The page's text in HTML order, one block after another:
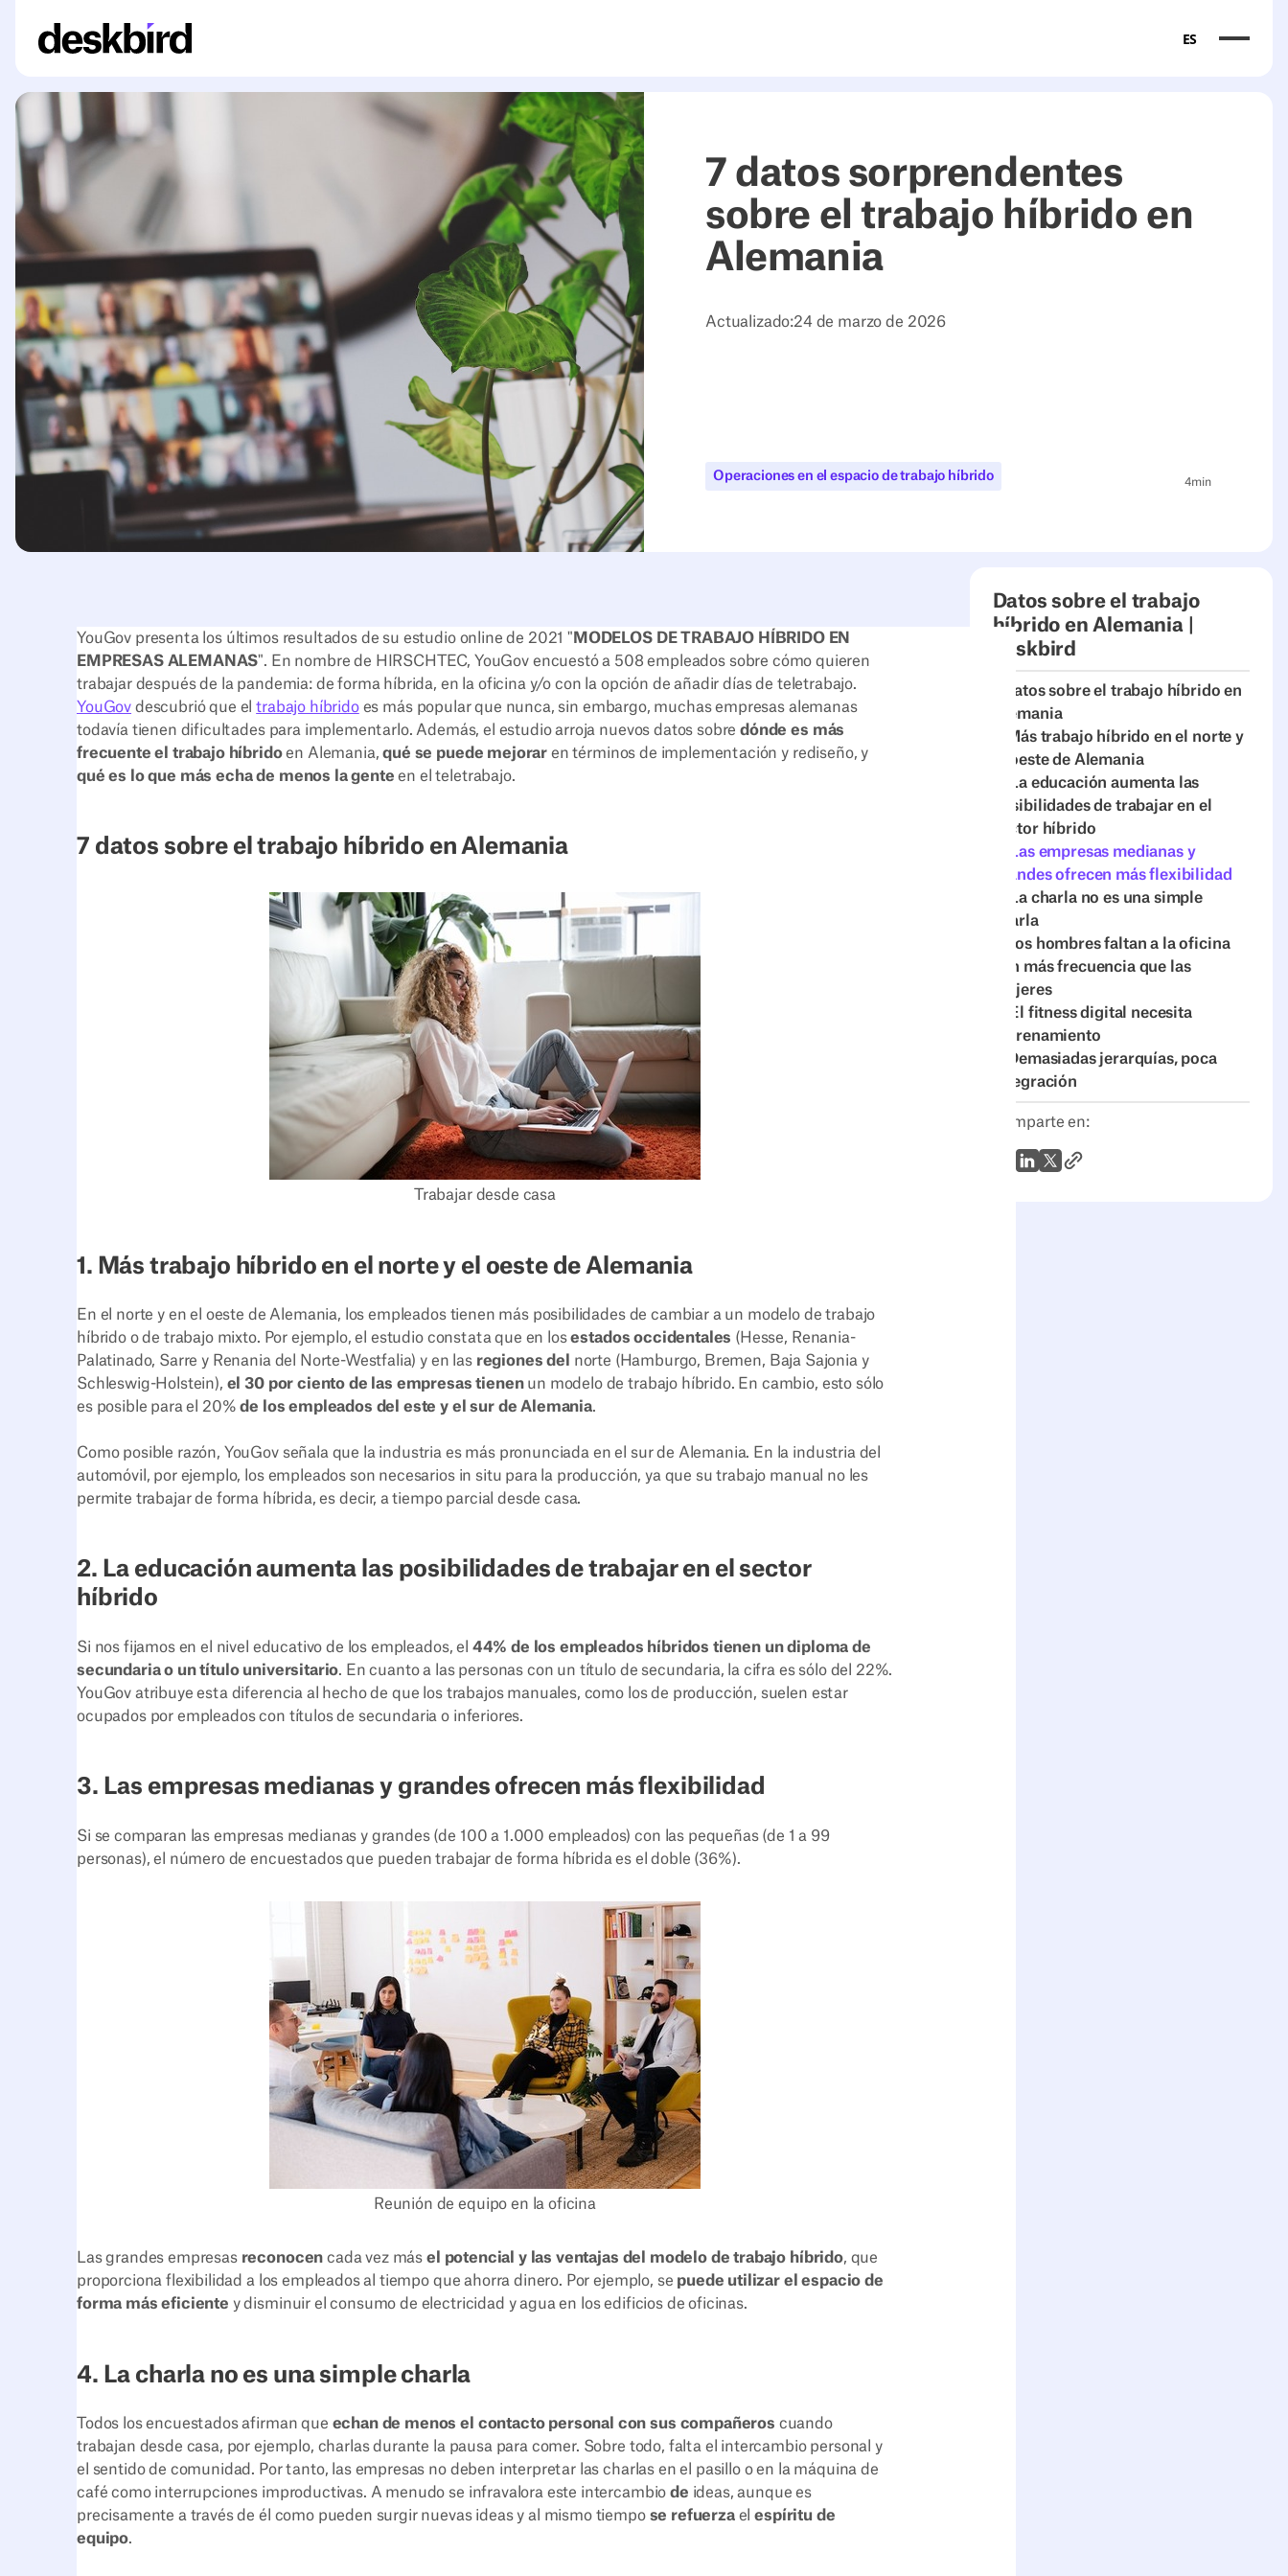
ES
7 datos sorprendentes
sobre el trabajo híbrido en
Alemania
Actualizado:24 de marzo de 2026
Operaciones en el espacio de trabajo híbrido 4min
Datos sobre el trabajo
híbrido en Alemania |
deskbird
7 datos sobre el trabajo híbrido en
Alemania
1. Más trabajo híbrido en el norte y
el oeste de Alemania
2. La educación aumenta las
posibilidades de trabajar en el
sector híbrido
3. Las empresas medianas y
grandes ofrecen más flexibilidad
4. La charla no es una simple
charla
5.Los hombres faltan a la oficina
con más frecuencia que las
mujeres
6. El fitness digital necesita
entrenamiento
7. Demasiadas jerarquías, poca
integración
Comparte en:
WhatsApp
LinkedIn
X (Twitter)
Enlace al artículo
YouGov presenta los últimos resultados de su estudio online de 2021 " MODELOS DE TRABAJO HÍBRIDO EN
EMPRESAS ALEMANAS". En nombre de HIRSCHTEC, YouGov encuestó a 508 empleados sobre cómo quieren
trabajar después de la pandemia: de forma híbrida, en la oficina y/o con la opción de añadir días de teletrabajo.
YouGov descubrió que eltrabajo híbridoes más popular que nunca, sin embargo, muchas empresas alemanas
todavía tienen dificultades para implementarlo. Además, el estudio arroja nuevos datos sobredónde es más
frecuente el trabajo híbridoen Alemania,qué se puede mejorar en términos de implementación y rediseño, y
qué es lo que más echa de menos la gente en el teletrabajo.
7 datos sobre el trabajo híbrido en Alemania
Trabajar desde casa
1. Más trabajo híbrido en el norte y el oeste de Alemania
En el norte y en el oeste de Alemania, los empleados tienen más posibilidades de cambiar a un modelo de trabajo
híbrido o de trabajo mixto. Por ejemplo, el estudio constata que en losestados occidentales (Hesse, Renania-
Palatinado, Sarre y Renania del Norte-Westfalia) y en las regiones del
norte (Hamburgo, Bremen, Baja Sajonia y
Schleswig-Holstein), el 30 por ciento de las empresas tienenun modelo de trabajo híbrido. En cambio, esto sólo
es posible para el 20%de los empleados del este y el sur de Alemania.
Como posible razón, YouGov señala que la industria es más pronunciada en el sur de Alemania. En la industria del
automóvil, por ejemplo, los empleados son necesarios in situ para la producción, ya que su trabajo manual no les
permite trabajar de forma híbrida, es decir, a tiempo parcial desde casa.
2. La educación aumenta las posibilidades de trabajar en el sector
híbrido
Si nos fijamos en el nivel educativo de los empleados, el 44% de los empleados híbridos tienen un diploma de
secundaria o un título universitario. En cuanto a las personas con un título de secundaria, la cifra es sólo del 22%.
YouGov atribuye esta diferencia al hecho de que los trabajos manuales, como los de producción, suelen estar
ocupados por empleados con títulos de secundaria o inferiores.
3. Las empresas medianas y grandes ofrecen más flexibilidad
Si se comparan las empresas medianas y grandes (de 100 a 1.000 empleados) con las pequeñas (de 1 a 99
personas), el número de encuestados que pueden trabajar de forma híbrida es el doble (36%).
Reunión de equipo en la oficina
Las grandes empresasreconocen cada vez más el potencial y las ventajas del modelo de trabajo híbrido, que
proporciona flexibilidad a los empleados al tiempo que ahorra dinero. Por ejemplo, se puede utilizar el espacio de
forma más eficiente y disminuir el consumo de electricidad y agua en los edificios de oficinas.
4. La charla no es una simple charla
Todos los encuestados afirman que echan de menos el contacto personal con sus compañeros cuando
trabajan desde casa, por ejemplo, charlas durante la pausa para comer. Sobre todo, falta el intercambio personal y
el sentido de comunidad. Por tanto, las empresas no deben interpretar las charlas en el pasillo o en la máquina de
café como interrupciones improductivas. A menudo se infravalora este intercambiode ideas, aunque es
precisamente a través de él como pueden surgir nuevas ideas y al mismo tiempo se refuerzaelespíritu de
equipo.